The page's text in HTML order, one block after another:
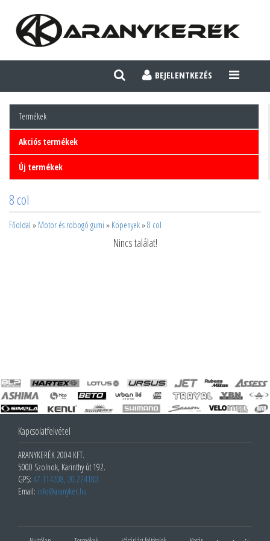
BEJELENTKEZÉS
TOGGLE
Termékek
Akciós termékek
Új termékek
8 col
Főoldal » Motor és robogó gumi » Köpenyek»8 col
Nincs találat!
Kapcsolatfelvétel
ARANYKERÉK 2004 KFT.
5000 Szolnok, Karinthy út 192.
GPS: 47.114208, 20.224180
Email: info@aranyker.hu